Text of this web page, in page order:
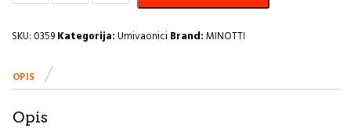
Minotti
600x415x135
količina
SKU:0359Kategorija:Umivaonici Brand:MINOTTI
OPIS
Opis